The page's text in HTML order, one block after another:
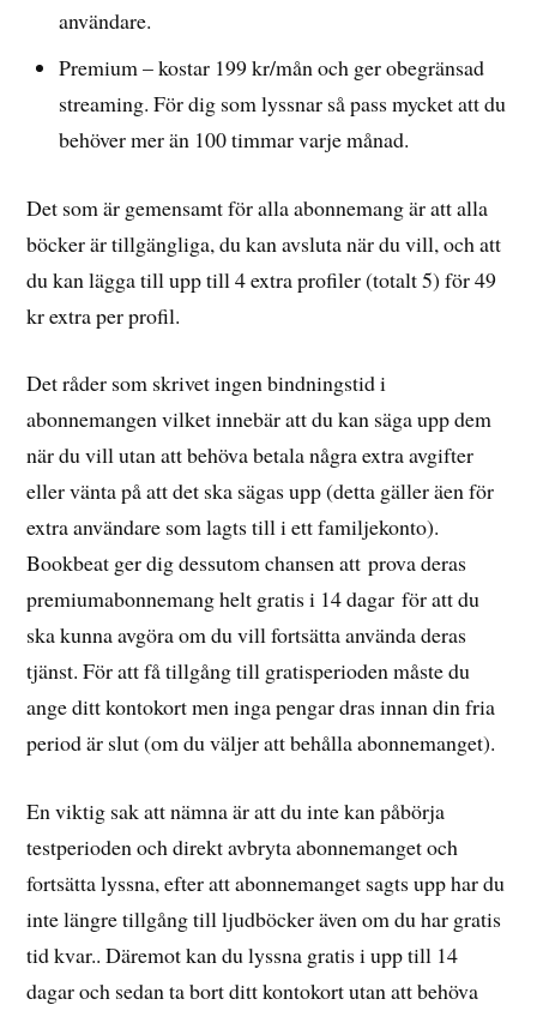
användare.
Premium – kostar 199 kr/mån och ger obegränsad
streaming. För dig som lyssnar så pass mycket att du
behöver mer än 100 timmar varje månad.
Det som är gemensamt för alla abonnemang är att alla
böcker är tillgängliga, du kan avsluta när du vill, och att
du kan lägga till upp till 4 extra profiler (totalt 5) för 49
kr extra per profil.
Det råder som skrivet ingen bindningstid i
abonnemangen vilket innebär att du kan säga upp dem
när du vill utan att behöva betala några extra avgifter
eller vänta på att det ska sägas upp (detta gäller äen för
extra användare som lagts till i ett familjekonto).
Bookbeat ger dig dessutom chansen att prova deras
premiumabonnemang helt gratis i 14 dagar för att du
ska kunna avgöra om du vill fortsätta använda deras
tjänst. För att få tillgång till gratisperioden måste du
ange ditt kontokort men inga pengar dras innan din fria
period är slut (om du väljer att behålla abonnemanget).
En viktig sak att nämna är att du inte kan påbörja
testperioden och direkt avbryta abonnemanget och
fortsätta lyssna, efter att abonnemanget sagts upp har du
inte längre tillgång till ljudböcker även om du har gratis
tid kvar.. Däremot kan du lyssna gratis i upp till 14
dagar och sedan ta bort ditt kontokort utan att behöva